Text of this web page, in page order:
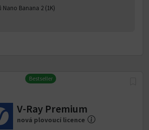
Nano Banana 2 (1K)
Bestseller
V-Ray Premium
nová plovoucí licence